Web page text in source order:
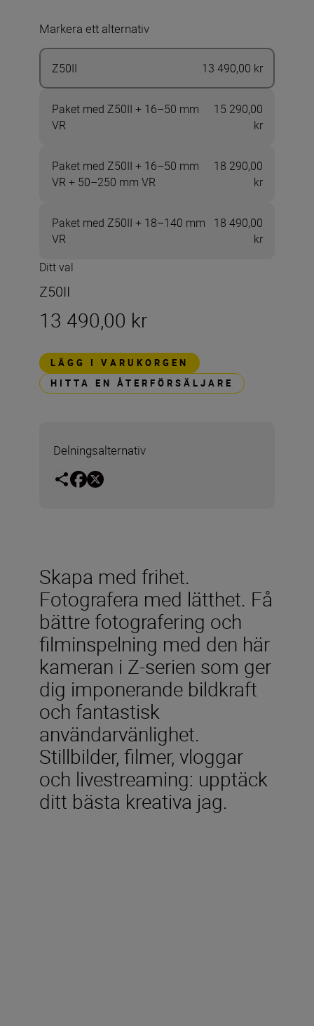
Markera ett alternativ
Z50II 13 490,00 kr
Paket med Z50II + 16–50 mm
VR
15 290,00
kr
Paket med Z50II + 16–50 mm
VR + 50–250 mm VR
18 290,00
kr
Paket med Z50II + 18–140 mm
VR
18 490,00
kr
Ditt val
Z50II
13 490,00 kr
LÄGG I VARUKORGEN
HITTA EN ÅTERFÖRSÄLJARE
Delningsalternativ
Skapa med frihet.
Fotografera med lätthet. Få
bättre fotografering och
filminspelning med den här
kameran i Z-serien som ger
dig imponerande bildkraft
och fantastisk
användarvänlighet.
Stillbilder, filmer, vloggar
och livestreaming: upptäck
ditt bästa kreativa jag.